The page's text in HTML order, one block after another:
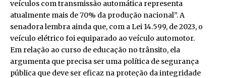
veículos com transmissão automática representa
atualmente mais de 70% da produção nacional”. A
senadora lembra ainda que, com aLei 14.599, de 2023, o
veículo elétrico foi equiparado ao veículo automotor.
Em relação ao curso de educação no trânsito, ela
argumenta que precisa ser uma política de segurança
pública que deve ser eficaz na proteção da integridade